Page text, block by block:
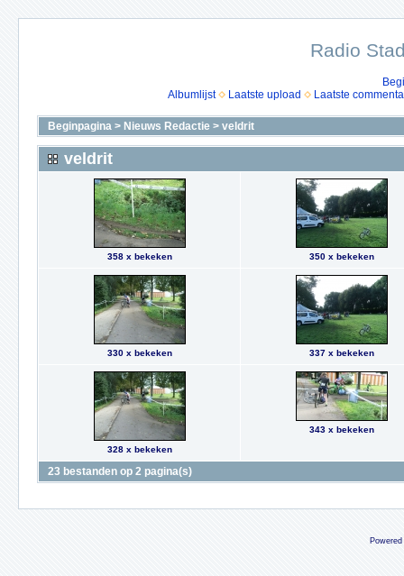
Radio
Albumlijst
Laatste upload Laatste
Beginpagina > Nieuws Redactie > veldrit
veldrit
358 x bekeken 350 x bekeken
330 x bekeken 337 x bekeken
328 x bekeken
343 x bekeken
23 bestanden op 2 pagina(s)